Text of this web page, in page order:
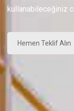
kullanabileceğiniz
Hemen Teklif Alın